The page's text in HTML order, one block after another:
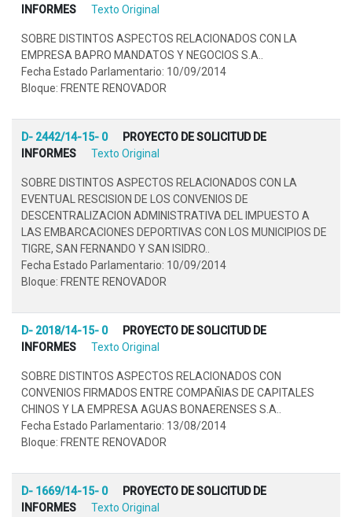
INFORMES
Texto Original
SOBRE DISTINTOS ASPECTOS RELACIONADOS CON LA
EMPRESA BAPRO MANDATOS Y NEGOCIOS S.A..
Fecha Estado Parlamentario: 10/09/2014
Bloque: FRENTE RENOVADOR
D- 2442/14-15- 0
PROYECTO DE SOLICITUD DE
INFORMES
Texto Original
SOBRE DISTINTOS ASPECTOS RELACIONADOS CON LA
EVENTUAL RESCISION DE LOS CONVENIOS DE
DESCENTRALIZACION ADMINISTRATIVA DEL IMPUESTO A
LAS EMBARCACIONES DEPORTIVAS CON LOS MUNICIPIOS DE
TIGRE, SAN FERNANDO Y SAN ISIDRO..
Fecha Estado Parlamentario: 10/09/2014
Bloque: FRENTE RENOVADOR
D- 2018/14-15- 0
PROYECTO DE SOLICITUD DE
INFORMES
Texto Original
SOBRE DISTINTOS ASPECTOS RELACIONADOS CON
CONVENIOS FIRMADOS ENTRE COMPAÑIAS DE CAPITALES
CHINOS Y LA EMPRESA AGUAS BONAERENSES S.A..
Fecha Estado Parlamentario: 13/08/2014
Bloque: FRENTE RENOVADOR
D- 1669/14-15- 0
PROYECTO DE SOLICITUD DE
INFORMES
Texto Original